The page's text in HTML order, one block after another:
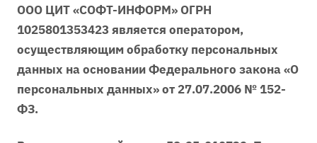
ООО ЦИТ «СОФТ-ИНФОРМ» ОГРН
1025801353423 является оператором,
осуществляющим обработку персональных
данных на основании Федерального закона «О
персональных данных» от 27.07.2006 № 152-
ФЗ.